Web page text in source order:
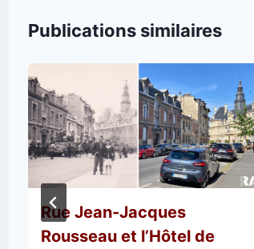
Publications similaires
Rue Jean-Jacques
Rousseau et l’Hôtel de